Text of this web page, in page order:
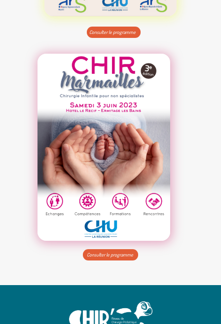
Consulter le programme
Consulter le programme